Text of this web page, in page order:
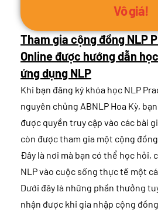
Vô giá!
Tham gia cộng đồng NLP
Online được hướng dẫn
ứng dụng NLP
Khi bạn đăng ký khóa học NLP
nguyên chủng ABNLP Hoa Kỳ,
được quyền truy cập vào các bài
còn được tham gia một cộng
Đây là nơi mà bạn có thể học hỏi,
NLP vào cuộc sống thực tế một
Dưới đây là những phần thưởng
nhận được khi gia nhập cộng